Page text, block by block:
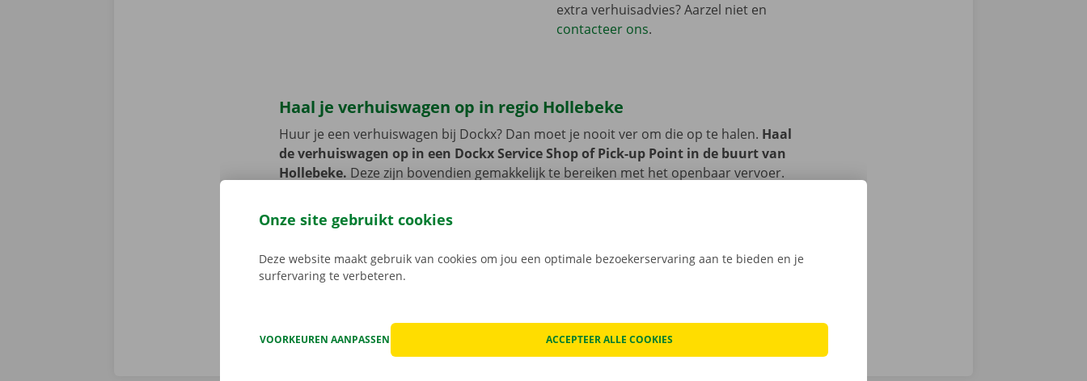
extra verhuisadvies? Aarzel niet en
contacteer ons.
Haal je verhuiswagen op in regio Hollebeke
Huur je een verhuiswagen bij Dockx? Dan moet je nooit ver om die op te halen. Haal
de verhuiswagen op in een Dockx Service Shop of Pick-up Point in de buurt van
Hollebeke. Deze zijn bovendien gemakkelijk te bereiken met het openbaar vervoer.
Service Shop of Pick-up Point. Je auto laat je ook probleemloos achter op ons
parkeerterrein. Zo vertrek je na je de verhuiswagen terugbrengt al fluitend naar je -
nieuwe - thuis.
Onze site gebruikt cookies
Deze website maakt gebruik van cookies om jou een optimale bezoekerservaring aan te bieden en je
surfervaring te verbeteren.
VOORKEUREN AANPASSEN ACCEPTEER ALLE COOKIES